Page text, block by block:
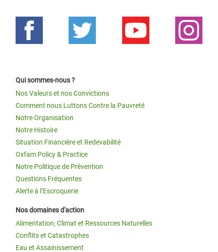
Qui sommes-nous ?
Nos Valeurs et nos Convictions
Comment nous Luttons Contre la Pauvreté
Notre Organisation
Notre Histoire
Situation Financière et Redevabilité
Oxfam Policy & Practice
Notre Politique de Prévention
Questions Fréquentes
Alerte à l’Escroquerie
Nos domaines d'action
Alimentation, Climat et Ressources Naturelles
Conflits et Catastrophes
Eau et Assainissement